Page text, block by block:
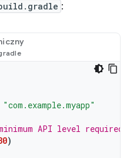
:
"com.example.myapp"
API level required
)